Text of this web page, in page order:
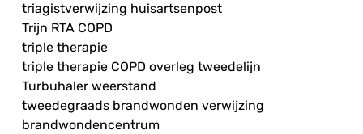
triagistverwijzing huisartsenpost
Trijn RTA COPD
triple therapie
triple therapie COPD overleg tweedelijn
Turbuhaler weerstand
tweedegraads brandwonden verwijzing
brandwondencentrum